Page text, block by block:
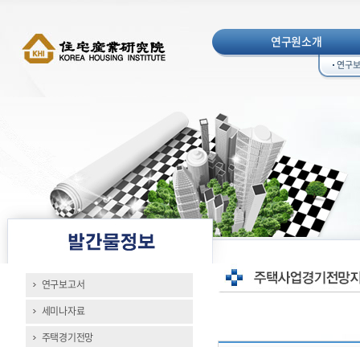
연구원소개
연구
연구보고서
세미나자료
주택경기전망